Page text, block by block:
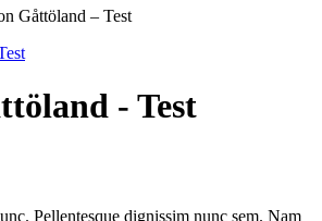
Gåttöland – Test
- Test
Pellentesque dignissim nunc sem. Nam